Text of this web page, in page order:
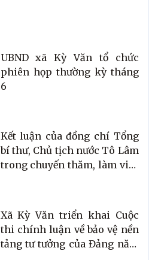
UBND xã Kỳ Văn tổ chức
phiên họp thường kỳ tháng
6
Kết luận của đồng chí Tổng
bí thư, Chủ tịch nước Tô Lâm
trong chuyến thăm, làm việc
Xã Kỳ Văn triển khai Cuộc
thi chính luận về bảo vệ nền
tảng tư tưởng của Đảng năm